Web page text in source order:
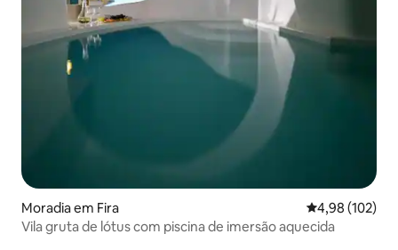
Moradia em Fira Classificação
4,98 (102)
Vila gruta de lótus com piscina de imersão aquecida